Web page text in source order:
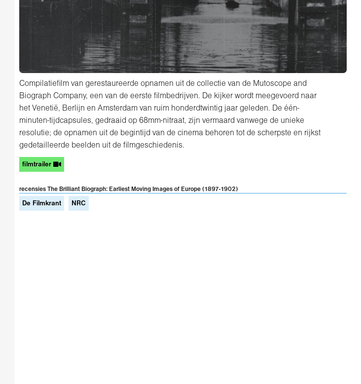
Compilatiefilm van gerestaureerde opnamen uit de collectie van de Mutoscope and
Biograph Company, een van de eerste filmbedrijven. De kijker wordt meegevoerd naar
het Venetië, Berlijn en Amsterdam van ruim honderdtwintig jaar geleden. De één-
minuten-tijdcapsules, gedraaid op 68mm-nitraat, zijn vermaard vanwege de unieke
resolutie; de opnamen uit de begintijd van de cinema behoren tot de scherpste en rijkst
gedetailleerde beelden uit de filmgeschiedenis.
filmtrailer
recensies The Brilliant Biograph: Earliest Moving Images of Europe (1897-1902)
De Filmkrant NRC